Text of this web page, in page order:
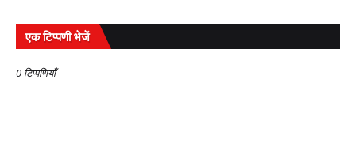
एक टिप्पणी भेजें
0 टिप्पणियाँ